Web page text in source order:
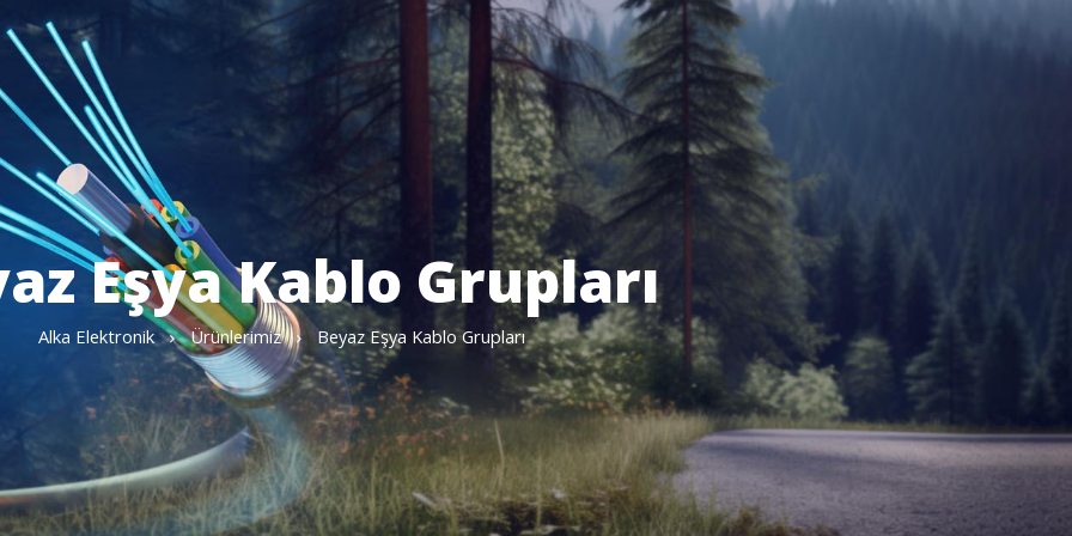
Eşya Kablo Grupları
Alka Elektronik Ürünlerimiz Beyaz Eşya Kablo Grupları